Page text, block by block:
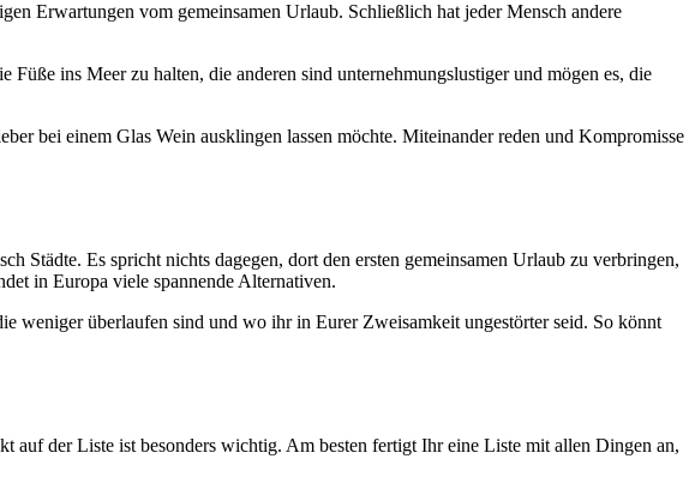
Erwartungen vom gemeinsamen Urlaub. Schließlich hat jeder Mensch andere
ins Meer zu halten, die anderen sind unternehmungslustiger und mögen es, die
bei einem Glas Wein ausklingen lassen möchte. Miteinander reden und Kompromisse
Städte. Es spricht nichts dagegen, dort den ersten gemeinsamen Urlaub zu verbringen,
in Europa viele spannende Alternativen.
weniger überlaufen sind und wo ihr in Eurer Zweisamkeit ungestörter seid. So könnt
auf der Liste ist besonders wichtig. Am besten fertigt Ihr eine Liste mit allen Dingen an,